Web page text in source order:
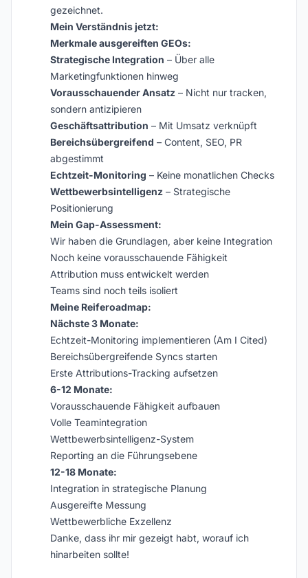
gezeichnet.
Mein Verständnis jetzt:
Merkmale ausgereiften GEOs:
Strategische Integration – Über alle
Marketingfunktionen hinweg
Vorausschauender Ansatz – Nicht nur tracken,
sondern antizipieren
Geschäftsattribution – Mit Umsatz verknüpft
Bereichsübergreifend – Content, SEO, PR
abgestimmt
Echtzeit-Monitoring – Keine monatlichen Checks
Wettbewerbsintelligenz – Strategische
Positionierung
Mein Gap-Assessment:
Wir haben die Grundlagen, aber keine Integration
Noch keine vorausschauende Fähigkeit
Attribution muss entwickelt werden
Teams sind noch teils isoliert
Meine Reiferoadmap:
Nächste 3 Monate:
Echtzeit-Monitoring implementieren (Am I Cited)
Bereichsübergreifende Syncs starten
Erste Attributions-Tracking aufsetzen
6-12 Monate:
Vorausschauende Fähigkeit aufbauen
Volle Teamintegration
Wettbewerbsintelligenz-System
Reporting an die Führungsebene
12-18 Monate:
Integration in strategische Planung
Ausgereifte Messung
Wettbewerbliche Exzellenz
Danke, dass ihr mir gezeigt habt, worauf ich
hinarbeiten sollte!